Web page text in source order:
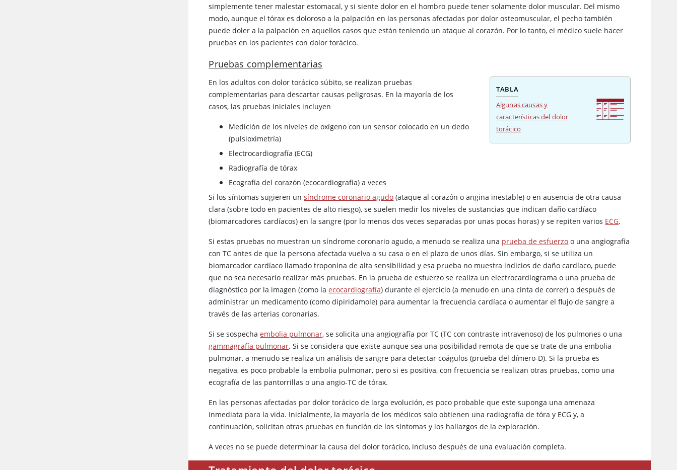
simplemente tener malestar estomacal, y si siente dolor en el hombro puede tener solamente dolor muscular. Del mismo
modo, aunque el tórax es doloroso a la palpación en las personas afectadas por dolor osteomuscular, el pecho también
puede doler a la palpación en aquellos casos que están teniendo un ataque al corazón. Por lo tanto, el médico suele hacer
pruebas en los pacientes con dolor torácico.
TABLA
Algunas causas y
características del dolor
torácico
Pruebas complementarias
En los adultos con dolor torácico súbito, se realizan pruebas
complementarias para descartar causas peligrosas. En la mayoría de los
casos, las pruebas iniciales incluyen
Medición de los niveles de oxígeno con un sensor colocado en un dedo
(pulsioximetría)
Electrocardiografía (ECG)
Radiografía de tórax
Ecografía del corazón (ecocardiografía) a veces
Si los síntomas sugieren unsíndrome coronario agudo (ataque al corazón o angina inestable) o en ausencia de otra causa
clara (sobre todo en pacientes de alto riesgo), se suelen medir los niveles de sustancias que indican daño cardíaco
(biomarcadores cardíacos) en la sangre (por lo menos dos veces separadas por unas pocas horas) y se repiten varios ECG.
Si estas pruebas no muestran un síndrome coronario agudo, a menudo se realiza una prueba de esfuerzo o una angiografía
con TC antes de que la persona afectada vuelva a su casa o en el plazo de unos días. Sin embargo, si se utiliza un
biomarcador cardíaco llamado troponina de alta sensibilidad y esa prueba no muestra indicios de daño cardíaco, puede
que no sea necesario realizar más pruebas. En la prueba de esfuerzo se realiza un electrocardiograma o una prueba de
diagnóstico por la imagen (como laecocardiografía) durante el ejercicio (a menudo en una cinta de correr) o después de
administrar un medicamento (como dipiridamole) para aumentar la frecuencia cardíaca o aumentar el flujo de sangre a
través de las arterias coronarias.
Si se sospechaembolia pulmonar, se solicita una angiografía por TC (TC con contraste intravenoso) de los pulmones o una
gammagrafía pulmonar. Si se considera que existe aunque sea una posibilidad remota de que se trate de una embolia
pulmonar, a menudo se realiza un análisis de sangre para detectar coágulos (prueba del dímero-D). Si la prueba es
negativa, es poco probable la embolia pulmonar, pero si es positiva, con frecuencia se realizan otras pruebas, como una
ecografía de las pantorrillas o una angio-TC de tórax.
En las personas afectadas por dolor torácico de larga evolución, es poco probable que este suponga una amenaza
inmediata para la vida. Inicialmente, la mayoría de los médicos solo obtienen una radiografía de tóra y ECG y, a
continuación, solicitan otras pruebas en función de los síntomas y los hallazgos de la exploración.
A veces no se puede determinar la causa del dolor torácico, incluso después de una evaluación completa.